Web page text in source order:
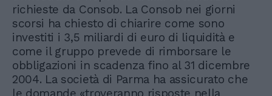
richieste da Consob. La Consob nei giorni
scorsi ha chiesto di chiarire come sono
investiti i 3,5 miliardi di euro di liquidità e
come il gruppo prevede di rimborsare le
obbligazioni in scadenza fino al 31 dicembre
2004. La società di Parma ha assicurato che